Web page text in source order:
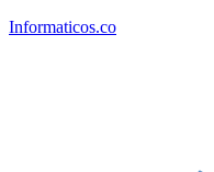
Informaticos.co